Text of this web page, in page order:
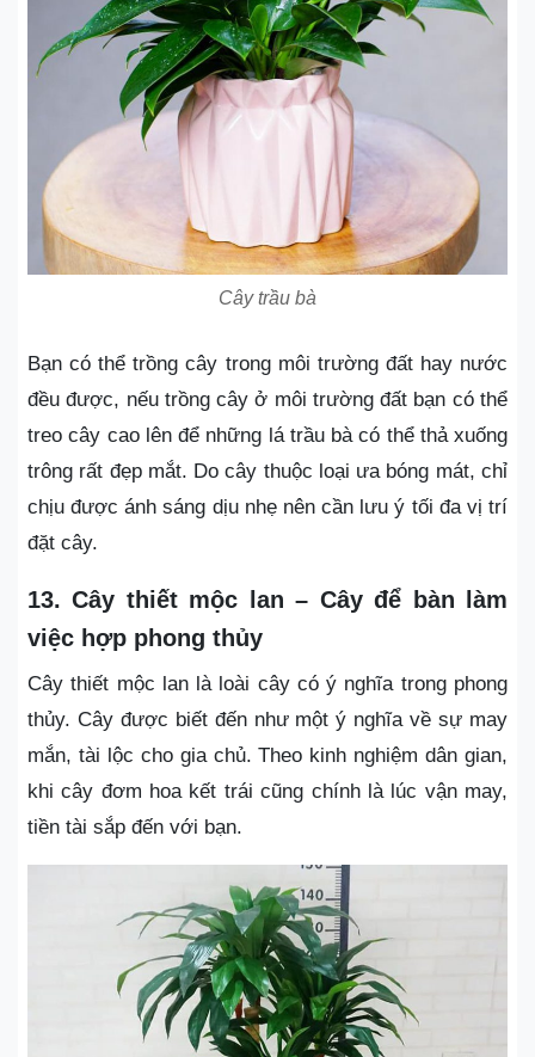
Cây trầu bà
Bạn có thể trồng cây trong môi trường đất hay nước
đều được, nếu trồng cây ở môi trường đất bạn có thể
treo cây cao lên để những lá trầu bà có thể thả xuống
trông rất đẹp mắt. Do cây thuộc loại ưa bóng mát, chỉ
chịu được ánh sáng dịu nhẹ nên cần lưu ý tối đa vị trí
đặt cây.
13. Cây thiết mộc lan – Cây để bàn làm
việc hợp phong thủy
Cây thiết mộc lan là loài cây có ý nghĩa trong phong
thủy. Cây được biết đến như một ý nghĩa về sự may
mắn, tài lộc cho gia chủ. Theo kinh nghiệm dân gian,
khi cây đơm hoa kết trái cũng chính là lúc vận may,
tiền tài sắp đến với bạn.